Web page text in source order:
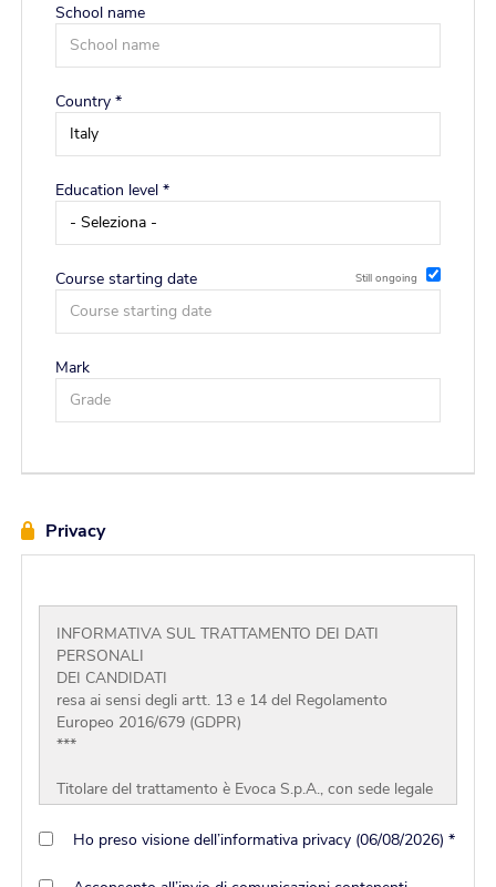
School name
Country *
Education level *
Course starting date Still ongoing
Date of degree achievement
Mark
Privacy
INFORMATIVA SUL TRATTAMENTO DEI DATI
PERSONALI
DEI CANDIDATI
resa ai sensi degli artt. 13 e 14 del Regolamento
Europeo 2016/679 (GDPR)
***
Titolare del trattamento è Evoca S.p.A., con sede legale
in 20121 Milano, Via Tommaso Grossi n. 2, Italia, con
codice fiscale e partita IVA 05035600963, numero di
telefono: +39.035.606111, indirizzo email
info@evocagroup.com
('Società').
Ho preso visione dell’informativa privacy (06/08/2026) *